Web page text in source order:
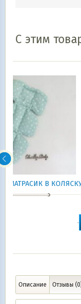
С этим
OH MY
простынь
Описание Отзывы